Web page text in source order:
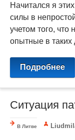
Начитался я
силы в
учетом того,
опытные в таких
Подробнее
Ситуация
В Литве